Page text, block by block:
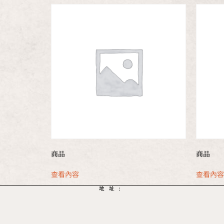
商品
查看內容
商品
查看內容
地址: